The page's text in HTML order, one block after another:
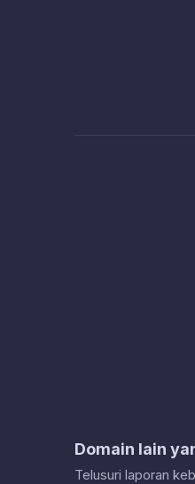
Domain lain
Telusuri laporan